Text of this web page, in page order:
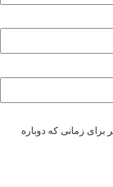
برای زمانی که دوباره